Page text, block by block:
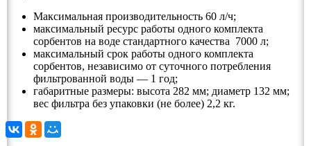
Максимальная производительность 60 л/ч;
максимальный ресурс работы одного комплекта
сорбентов на воде стандартного качества 7000 л;
максимальный срок работы одного комплекта
сорбентов, независимо от суточного потребления
фильтрованной воды — 1 год;
габаритные размеры: высота 282 мм; диаметр 132 мм;
вес фильтра без упаковки (не более) 2,2 кг.